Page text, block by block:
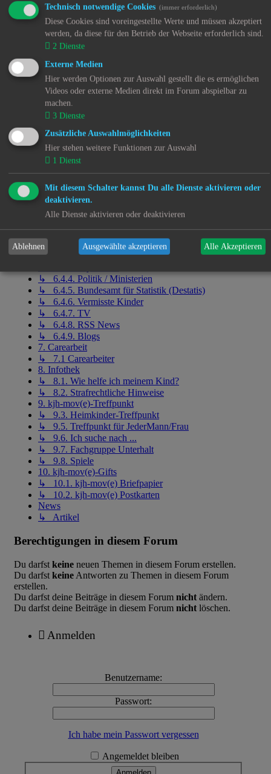
↳ 6.1.9. Regionale Nachrichten - Niedersachsen (NI)
↳ 6.1.10. Regionale Nachrichten - Nordrhein-
Westfalen (NW)
↳ 6.1.11. Regionale Nachrichten - Rheinland-Pfalz
(RP)
↳ 6.1.12. Regionale Nachrichten - Saarland (SL)
↳ 6.1.13. Regionale Nachrichten - Sachsen (SN)
↳ 6.1.14. Regionale Nachrichten - Sachsen-Anhalt
(ST)
↳ 6.1.15. Regionale Nachrichten - Schleswig-Holstein
(SH)
↳ 6.1.16. Regionale Nachrichten - Thüringen (TH)
↳ 6.1.17. Überregionale Nachrichten -
Bundesrepublik Deutschland (DE)
↳ 6.1.18. Nachrichten aus dem Ausland - Österreich
↳ 6.1.19. Nachrichten aus dem Ausland - Polen (PL)
↳ 6.1.20. Nachrichten aus dem Ausland - Schweiz
(CH)
↳ 6.1.21. Nachrichten aus der EU
↳ 6.4. RSS Feeds
↳ 6.4.1. Recht
↳ 6.4.2. Kinder- und Jugendhilfe
↳ 6.4.4. Politik / Ministerien
↳ 6.4.5. Bundesamt für Statistik (Destatis)
↳ 6.4.6. Vermisste Kinder
↳ 6.4.7. TV
↳ 6.4.8. RSS News
↳ 6.4.9. Blogs
7. Carearbeit
↳ 7.1 Carearbeiter
8. Infothek
↳ 8.1. Wie helfe ich meinem Kind?
↳ 8.2. Strafrechtliche Hinweise
9. kjh-mov(e)-Treffpunkt
↳ 9.3. Heimkinder-Treffpunkt
↳ 9.5. Treffpunkt für JederMann/Frau
↳ 9.6. Ich suche nach ...
↳ 9.7. Fachgruppe Unterhalt
↳ 9.8. Spiele
10. kjh-mov(e)-Gifts
↳ 10.1. kjh-mov(e) Briefpapier
↳ 10.2. kjh-mov(e) Postkarten
News
↳ Artikel
Berechtigungen in diesem Forum
Du darfst keine neuen Themen in diesem Forum erstellen.
Du darfst keine Antworten zu Themen in diesem Forum
erstellen.
Du darfst deine Beiträge in diesem Forum nicht ändern.
Du darfst deine Beiträge in diesem Forum nicht löschen.
Anmelden
Benutzername:
Passwort:
Ich habe mein Passwort vergessen
Angemeldet bleiben
Technisch notwendige Cookies (immer erforderlich)
Diese Cookies sind voreingestellte Werte und müssen akzeptiert
werden, da diese für den Betrieb der Webseite erforderlich sind.
2 Dienste
Externe Medien
Hier werden Optionen zur Auswahl gestellt die es ermöglichen
Videos oder externe Medien direkt im Forum abspielbar zu
machen.
3 Dienste
Zusätzliche Auswahlmöglichkeiten
Hier stehen weitere Funktionen zur Auswahl
1 Dienst
Mit diesem Schalter kannst Du alle Dienste aktivieren oder
deaktivieren.
Alle Dienste aktivieren oder deaktivieren
Ablehnen Ausgewählte akzeptieren Alle Akzeptieren